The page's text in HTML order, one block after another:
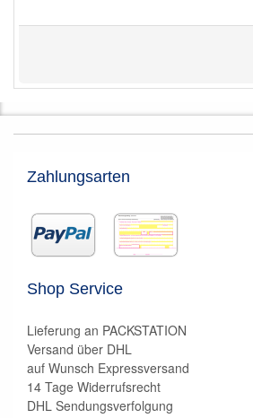
Zahlungsarten
Shop Service
Lieferung an PACKSTATION
Versand über DHL
auf Wunsch Expressversand
14 Tage Widerrufsrecht
DHL Sendungsverfolgung